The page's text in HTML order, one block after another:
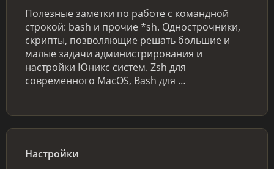
Полезные заметки по работе с командной
строкой: bash и прочие *sh. Однострочники,
скрипты, позволяющие решать большие и
малые задачи администрирования и
настройки Юникс систем. Zsh для
современного MacOS, Bash для …
Настройки